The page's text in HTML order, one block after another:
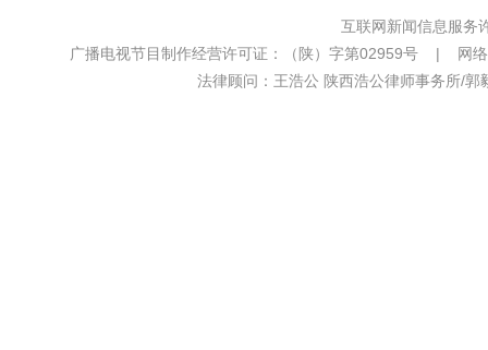
互联网新闻信息服
广播电视节目制作经营许可证：（陕）字第02959号 |
法律顾问：王浩公 陕西浩公律师事务